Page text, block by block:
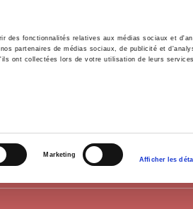
des fonctionnalités relatives aux médias sociaux et
partenaires de médias sociaux, de publicité et
ont collectées lors de votre utilisation de leurs
Marketing
Afficher les
Histoire International